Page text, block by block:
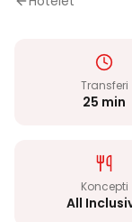
Transferi
25 min
Koncepti
All